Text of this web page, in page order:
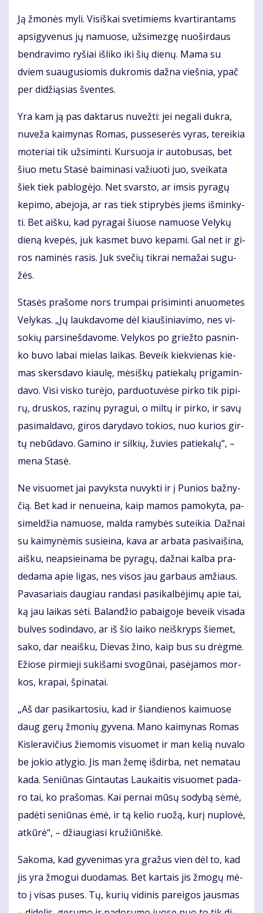
Ją žmo­nės my­li. Vi­siš­kai sve­ti­miems kvar­ti­ran­tams
ap­si­gy­ve­nus jų na­muo­se, už­si­mez­gę nuo­šir­daus
ben­dra­vi­mo ry­šiai iš­li­ko iki šių die­nų. Ma­ma su
dviem su­au­gu­sio­mis duk­ro­mis daž­na vieš­nia, ypač
per di­dži­ą­sias šven­tes.
Yra kam ją pas dak­ta­rus nu­vež­ti: jei ne­ga­li duk­ra,
nu­ve­ža kai­my­nas Ro­mas, pus­se­se­rės vy­ras, te­rei­kia
mo­te­riai tik už­si­min­ti. Kur­suo­ja ir au­to­bu­sas, bet
šiuo me­tu Sta­sė bai­mi­na­si va­žiuo­ti juo, svei­ka­ta
šiek tiek pa­blo­gė­jo. Net svars­to, ar im­sis py­ra­gų
ke­pi­mo, abe­jo­ja, ar ras tiek stip­ry­bės jiems iš­min­ky­
ti. Bet aiš­ku, kad py­ra­gai šiuo­se na­muo­se Ve­ly­kų
die­ną kve­pės, juk kas­met bu­vo ke­pa­mi. Gal net ir gi­
ros na­mi­nės ra­sis. Juk sve­čių tik­rai ne­ma­žai su­gu­
žės.
Sta­sės pra­šo­me nors trum­pai pri­si­min­ti anuo­me­tes
Ve­ly­kas. „Jų lauk­da­vo­me dėl kiau­ši­nia­vi­mo, nes vi­
so­kių par­si­neš­da­vo­me. Ve­ly­kos po griež­to pas­nin­
ko bu­vo la­bai mie­las lai­kas. Be­veik kiek­vie­nas kie­
mas skers­da­vo kiau­lę, mė­siš­kų pa­tie­ka­lų pri­ga­min­
da­vo. Vi­si vis­ko tu­rė­jo, par­duo­tu­vė­se pir­ko tik pi­pi­
rų, drus­kos, ra­zi­nų py­ra­gui, o mil­tų ir pir­ko, ir sa­vų
pa­si­mal­da­vo, gi­ros da­ry­da­vo to­kios, nuo ku­rios gir­
tų ne­bū­da­vo. Ga­mi­no ir sil­kių, žu­vies pa­tie­ka­lų“, –
me­na Sta­sė.
Ne vi­suo­met jai pa­vyks­ta nu­vyk­ti ir į Pu­nios baž­ny­
čią. Bet kad ir ne­nu­ei­na, kaip ma­mos pa­mo­ky­ta, pa­
si­mel­džia na­muo­se, mal­da ra­my­bės su­tei­kia. Daž­nai
su kai­my­nė­mis su­si­ei­na, ka­va ar ar­ba­ta pa­si­vai­ši­na,
aiš­ku, neap­si­ei­na­ma be py­ra­gų, daž­nai kal­ba pra­
de­da­ma apie li­gas, nes vi­sos jau gar­baus am­žiaus.
Pa­va­sa­riais dau­giau ran­da­si pa­si­kal­bė­ji­mų apie tai,
ką jau lai­kas sė­ti. Ba­lan­džio pa­bai­go­je be­veik vi­sa­da
bul­ves so­din­da­vo, ar iš šio lai­ko ne­iš­kryps šie­met,
sa­ko, dar ne­aiš­ku, Die­vas ži­no, kaip bus su drėg­me.
Ežio­se pir­mie­ji su­ki­ša­mi svo­gū­nai, pa­sė­ja­mos mor­
kos, kra­pai, špi­na­tai.
„Aš dar pa­si­kar­to­siu, kad ir šian­die­nos kai­muo­se
daug ge­rų žmo­nių gy­ve­na. Ma­no kai­my­nas Ro­mas
Kis­le­ra­vi­čius žie­mo­mis vi­suo­met ir man ke­lią nu­va­lo
be jo­kio at­ly­gio. Jis man že­mę iš­dir­ba, net ne­ma­tau
ka­da. Se­niū­nas Gin­tau­tas Lau­kai­tis vi­suo­met pa­da­
ro tai, ko pra­šo­mas. Kai per­nai mū­sų so­dy­bą sė­mė,
pa­dė­ti se­niū­nas ėmė, ir tą ke­lio ruo­žą, ku­rį nu­plo­vė,
at­kū­rė“, – džiau­gia­si kru­žiū­niš­kė.
Sa­ko­ma, kad gy­ve­ni­mas yra gra­žus vien dėl to, kad
jis yra žmo­gui duo­da­mas. Bet kar­tais jis žmo­gų mė­
to į vi­sas pu­ses. Tų, ku­rių vi­di­nis pa­rei­gos jaus­mas